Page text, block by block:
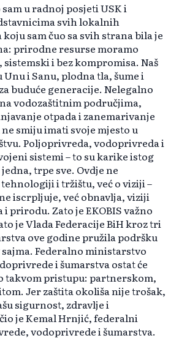
sam u radnoj posjeti USK i
svih lokalnih
koju samčuo sa svih strana bila je
prirodne resurse moramo
sistemski i bez kompromisa. Naš
Unu i Sanu, plodna tla, šume i
buduće generacije. Nelegalno
vodozaštitnim područjima,
otpada i zanemarivanje
smiju imati svoje mjesto u
Poljoprivreda, vodoprivreda i
sistemi– to su karike istog
trpe sve. Ovdje ne
tehnologiji i tržištu, već o viziji–
iscrpljuje, već obnavlja, viziji
i prirodu. Zato je EKOBIS važno
je Vlada Federacije BiH kroz tri
ove godine pružila podršku
Federalno ministarstvo
i šumarstva ostat će
takvom pristupu: partnerskom,
Jer zaštita okoliša nije trošak,
sigurnost, zdravlje i
čio je Kemal Hrnjić, federalni
vodoprivrede i šumarstva.